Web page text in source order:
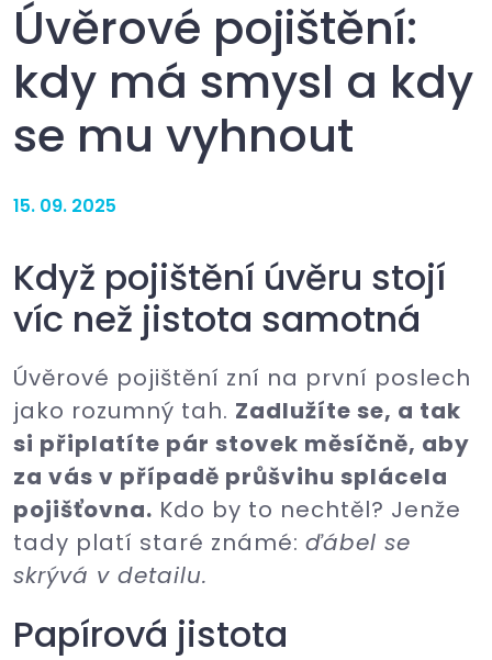
Úvěrové pojištění:
kdy má smysl a kdy
se mu vyhnout
15. 09. 2025
Když pojištění úvěru stojí
víc než jistota samotná
Úvěrové pojištění zní na první poslech
jako rozumný tah. Zadlužíte se, a tak
si připlatíte pár stovek měsíčně, aby
za vás v případě průšvihu splácela
pojišťovna. Kdo by to nechtěl? Jenže
tady platí staré známé: ďábel se
skrývá v detailu.
Papírová jistota